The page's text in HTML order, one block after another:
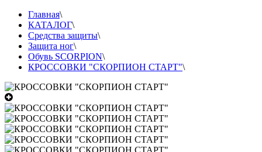
Главная\
КАТАЛОГ\
Средства защиты\
Защита ног\
Обувь SCORPION\
КРОССОВКИ "СКОРПИОН СТАРТ"\